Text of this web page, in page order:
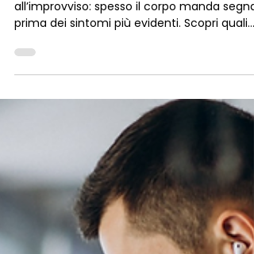
Le allergie primaverili non arrivano davvero
all’improvviso: spesso il corpo manda segnali
prima dei sintomi più evidenti. Scopri quali
pollini.